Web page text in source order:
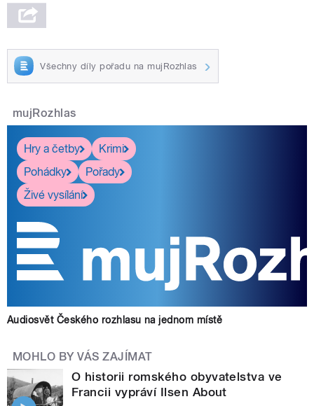
Všechny díly pořadu na mujRozhlas
mujRozhlas
Hry a četby
Krimi
Pohádky
Pořady
Živé vysílání
Audiosvět Českého rozhlasu na jednom místě
MOHLO BY VÁS ZAJÍMAT
O historii romského obyvatelstva ve
Francii vypráví Ilsen About